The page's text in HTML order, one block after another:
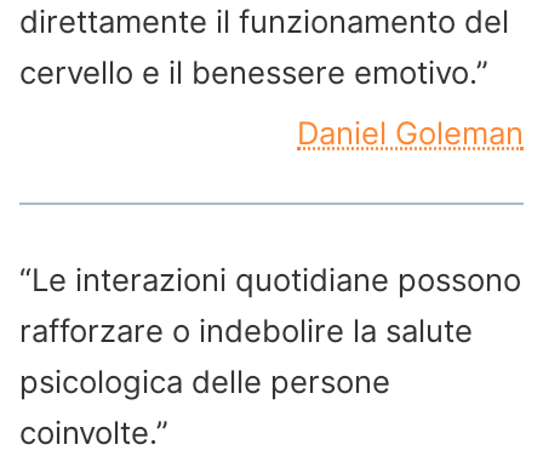
direttamente il funzionamento del
cervello e il benessere emotivo.”
Daniel Goleman
“Le interazioni quotidiane possono
rafforzare o indebolire la salute
psicologica delle persone
coinvolte.”